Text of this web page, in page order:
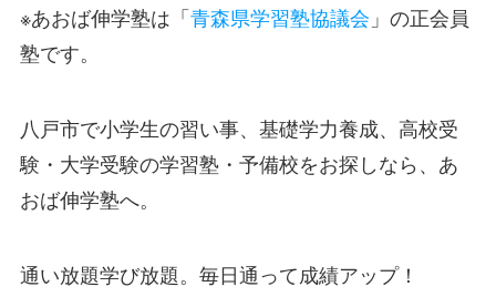
※あおば伸学塾は「青森県学習塾協議会 」の正会員
塾です。
八戸市で小学生の習い事、基礎学力養成、高校受
験・大学受験の学習塾・予備校をお探しなら、あ
おば伸学塾へ。
通い放題学び放題。毎日通って成績アップ！